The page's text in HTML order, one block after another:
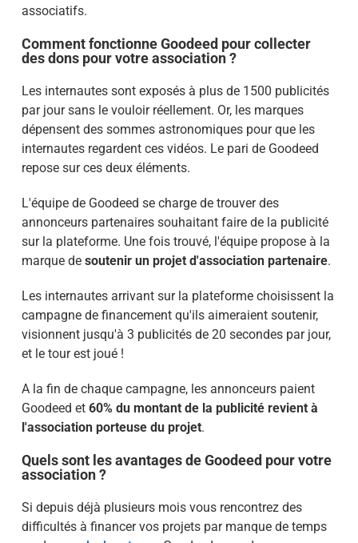
associatifs.
Comment fonctionne Goodeed pour collecter
des dons pour votre association ?
Les internautes sont exposés à plus de 1500 publicités
par jour sans le vouloir réellement. Or, les marques
dépensent des sommes astronomiques pour que les
internautes regardent ces vidéos. Le pari de Goodeed
repose sur ces deux éléments.
L'équipe de Goodeed se charge de trouver des
annonceurs partenaires souhaitant faire de la publicité
sur la plateforme. Une fois trouvé, l'équipe propose à la
marque de soutenir un projet d'association partenaire.
Les internautes arrivant sur la plateforme choisissent la
campagne de financement qu'ils aimeraient soutenir,
visionnent jusqu'à 3 publicités de 20 secondes par jour,
et le tour est joué !
A la fin de chaque campagne, les annonceurs paient
Goodeed et 60% du montant de la publicité revient à
l'association porteuse du projet.
Quels sont les avantages de Goodeed pour votre
association ?
Si depuis déjà plusieurs mois vous rencontrez des
difficultés à financer vos projets par manque de temps